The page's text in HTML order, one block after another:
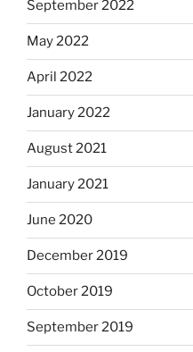
September 2022
May 2022
April 2022
January 2022
August 2021
January 2021
June 2020
December 2019
October 2019
September 2019